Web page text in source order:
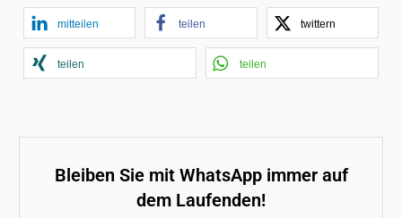
mitteilen teilen twittern
teilen teilen
Bleiben Sie mit WhatsApp immer auf
dem Laufenden!